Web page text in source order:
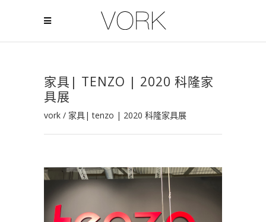
家具| TENZO | 2020 科隆家
具展
vork / 家具| tenzo | 2020 科隆家具展